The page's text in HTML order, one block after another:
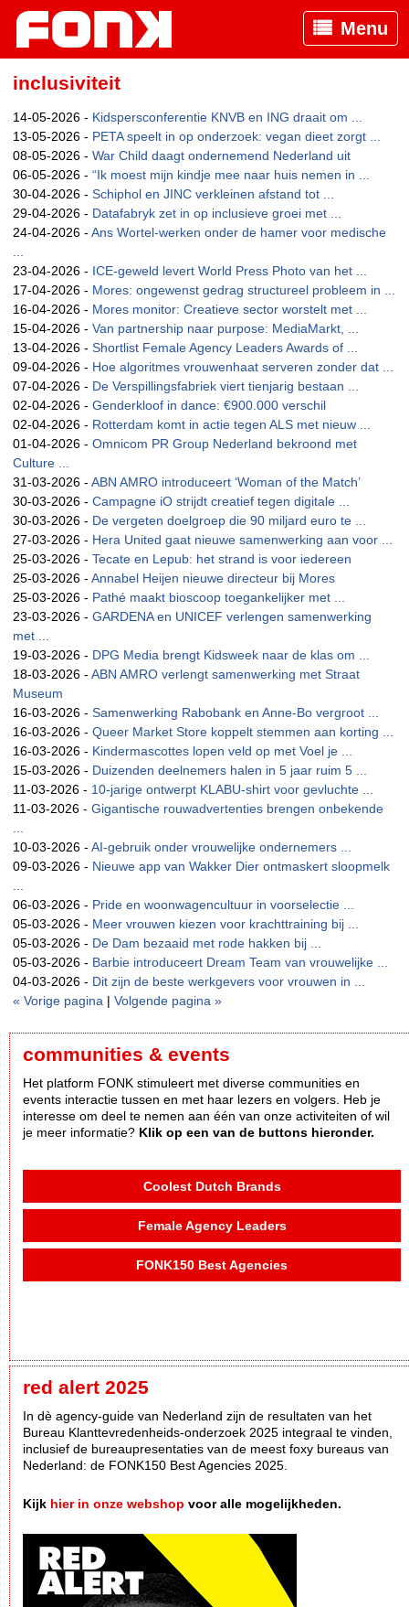
Menu
inclusiviteit
14-05-2026 - Kidspersconferentie KNVB en ING draait om ...
13-05-2026 - PETA speelt in op onderzoek: vegan dieet zorgt ...
08-05-2026 - War Child daagt ondernemend Nederland uit
06-05-2026 - “Ik moest mijn kindje mee naar huis nemen in ...
30-04-2026 - Schiphol en JINC verkleinen afstand tot ...
29-04-2026 - Datafabryk zet in op inclusieve groei met ...
24-04-2026 - Ans Wortel-werken onder de hamer voor medische
23-04-2026 - ICE-geweld levert World Press Photo van het ...
17-04-2026 - Mores: ongewenst gedrag structureel probleem in ...
16-04-2026 - Mores monitor: Creatieve sector worstelt met ...
15-04-2026 - Van partnership naar purpose: MediaMarkt, ...
13-04-2026 - Shortlist Female Agency Leaders Awards of ...
09-04-2026 - Hoe algoritmes vrouwenhaat serveren zonder dat ...
07-04-2026 - De Verspillingsfabriek viert tienjarig bestaan ...
02-04-2026 - Genderkloof in dance: €900.000 verschil
02-04-2026 - Rotterdam komt in actie tegen ALS met nieuw ...
01-04-2026 - Omnicom PR Group Nederland bekroond met
Culture ...
31-03-2026 - ABN AMRO introduceert ‘Woman of the Match’
30-03-2026 - Campagne iO strijdt creatief tegen digitale ...
30-03-2026 - De vergeten doelgroep die 90 miljard euro te ...
27-03-2026 - Hera United gaat nieuwe samenwerking aan voor ...
25-03-2026 - Tecate en Lepub: het strand is voor iedereen
25-03-2026 - Annabel Heijen nieuwe directeur bij Mores
25-03-2026 - Pathé maakt bioscoop toegankelijker met ...
23-03-2026 - GARDENA en UNICEF verlengen samenwerking
met ...
19-03-2026 - DPG Media brengt Kidsweek naar de klas om ...
18-03-2026 - ABN AMRO verlengt samenwerking met Straat
Museum
16-03-2026 - Samenwerking Rabobank en Anne-Bo vergroot ...
16-03-2026 - Queer Market Store koppelt stemmen aan korting ...
16-03-2026 - Kindermascottes lopen veld op met Voel je ...
15-03-2026 - Duizenden deelnemers halen in 5 jaar ruim 5 ...
11-03-2026 - 10-jarige ontwerpt KLABU-shirt voor gevluchte ...
11-03-2026 - Gigantische rouwadvertenties brengen onbekende
10-03-2026 - AI-gebruik onder vrouwelijke ondernemers ...
09-03-2026 - Nieuwe app van Wakker Dier ontmaskert sloopmelk
06-03-2026 - Pride en woonwagencultuur in voorselectie ...
05-03-2026 - Meer vrouwen kiezen voor krachttraining bij ...
05-03-2026 - De Dam bezaaid met rode hakken bij ...
05-03-2026 - Barbie introduceert Dream Team van vrouwelijke ...
04-03-2026 - Dit zijn de beste werkgevers voor vrouwen in ...
« Vorige pagina | Volgende pagina »
communities & events
Het platform FONK stimuleert met diverse communities en
events interactie tussen en met haar lezers en volgers. Heb je
interesse om deel te nemen aan één van onze activiteiten of wil
je meer informatie? Klik op een van de buttons hieronder.
Coolest Dutch Brands
Female Agency Leaders
FONK150 Best Agencies
red alert 2025
In dè agency-guide van Nederland zijn de resultaten van het
Bureau Klanttevredenheids-onderzoek 2025 integraal te vinden,
inclusief de bureaupresentaties van de meest foxy bureaus van
Nederland: de FONK150 Best Agencies 2025.
Kijk hier in onze webshop voor alle mogelijkheden.